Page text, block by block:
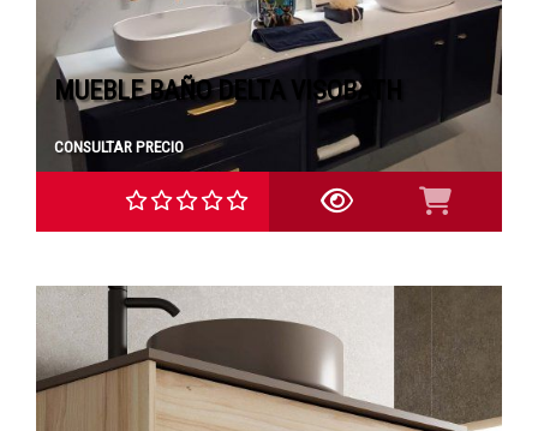
MUEBLE BAÑO DELTA VISOBATH
CONSULTAR PRECIO